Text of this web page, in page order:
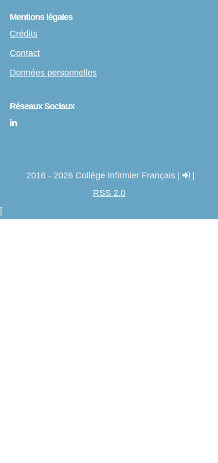
Mentions légales
Crédits
Contact
Données personnelles
Réseaux Sociaux
2016 - 2026 Collège Infirmier Français |
|
RSS 2.0
[